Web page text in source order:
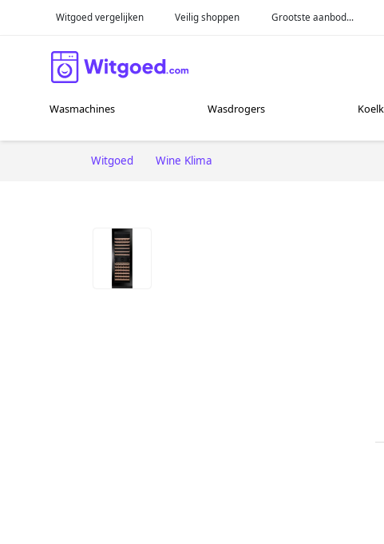
Witgoed vergelijken Veilig shoppen Grootste aanbod...
Wasmachines Wasdrogers
Witgoed Wine Klima